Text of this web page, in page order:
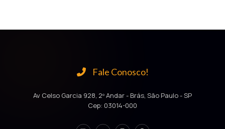
Fale Conosco!
Av Celso Garcia 928, 2º Andar - Brás, São Paulo - SP
Cep: 03014-000